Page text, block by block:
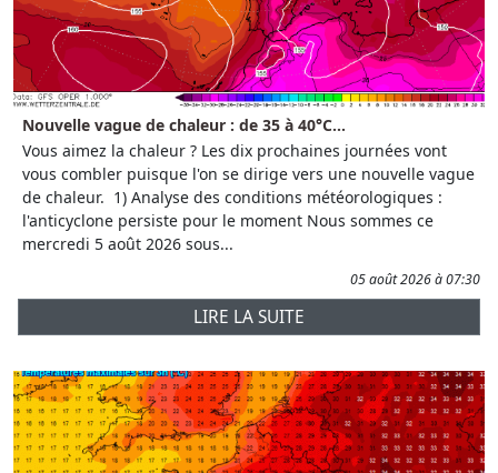
Nouvelle vague de chaleur : de 35 à 40°C...
Vous aimez la chaleur ? Les dix prochaines journées vont
vous combler puisque l'on se dirige vers une nouvelle vague
de chaleur. 1) Analyse des conditions météorologiques :
l'anticyclone persiste pour le moment Nous sommes ce
mercredi 5 août 2026 sous...
05 août 2026 à 07:30
LIRE LA SUITE